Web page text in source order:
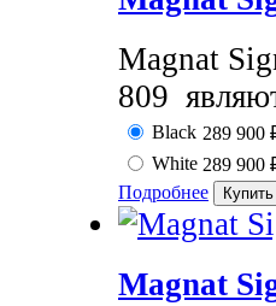
Magnat
809
Black 289 900
White 289 900
Подробнее
Magnat